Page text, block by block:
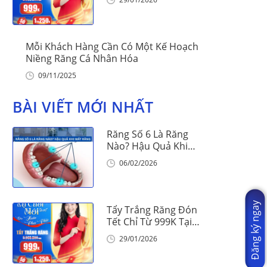
Mỗi Khách Hàng Cần Có Một Kế Hoạch
Niềng Răng Cá Nhân Hóa
09/11/2025
BÀI VIẾT MỚI NHẤT
Răng Số 6 Là Răng
Nào? Hậu Quả Khi
Mất Răng Số 6
06/02/2026
Tẩy Trắng Răng Đón
Tết Chỉ Từ 999K Tại
Nha Khoa Vinalign
29/01/2026 Đăng ký ngay